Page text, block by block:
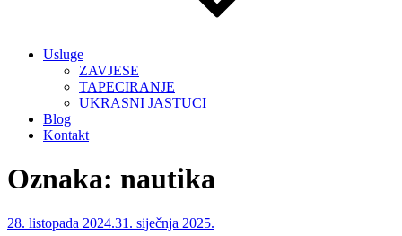
Usluge
ZAVJESE
TAPECIRANJE
UKRASNI JASTUCI
Blog
Kontakt
Oznaka: nautika
Objavljeno
28. listopada 2024.31. siječnja 2025.